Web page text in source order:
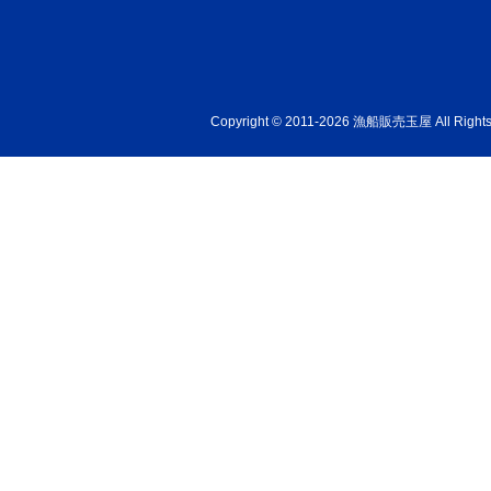
Copyright © 2011-2026 漁船販売玉屋 All